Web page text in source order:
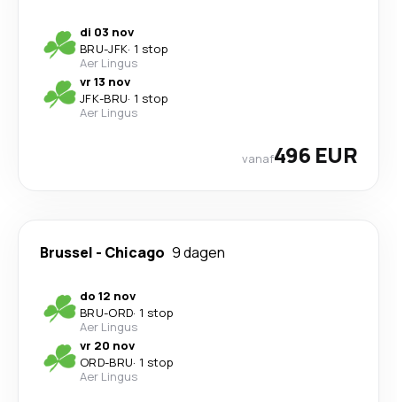
di 03 nov
BRU-JFK· 1 stop
Aer Lingus
vr 13 nov
JFK-BRU· 1 stop
Aer Lingus
vanaf496 EUR
Brussel - Chicago 9 dagen
do 12 nov
BRU-ORD· 1 stop
Aer Lingus
vr 20 nov
ORD-BRU· 1 stop
Aer Lingus